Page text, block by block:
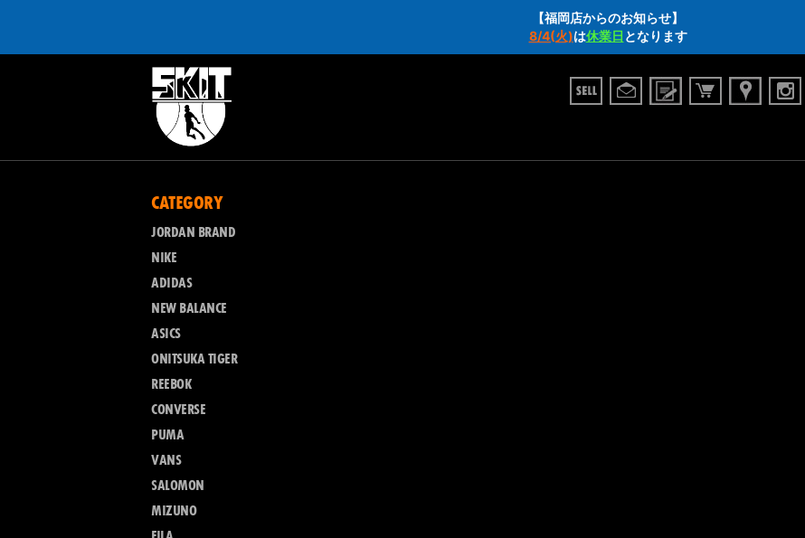
【福岡店からのお知らせ】
8/4(火)は休業日 となります
CATEGORY
JORDAN BRAND
NIKE
ADIDAS
NEW BALANCE
ASICS
ONITSUKA TIGER
REEBOK
CONVERSE
PUMA
VANS
SALOMON
MIZUNO